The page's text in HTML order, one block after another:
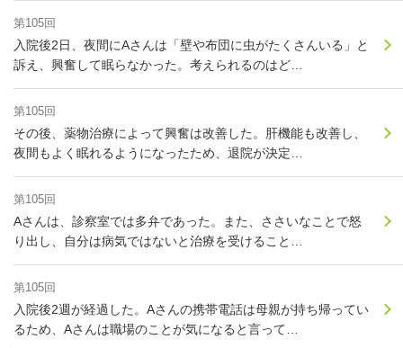
第105回
入院後2日、夜間にAさんは「壁や布団に虫がたくさんいる」と
訴え、興奮して眠らなかった。考えられるのはど…
第105回
その後、薬物治療によって興奮は改善した。肝機能も改善し、
夜間もよく眠れるようになったため、退院が決定…
第105回
Aさんは、診察室では多弁であった。また、ささいなことで怒
り出し、自分は病気ではないと治療を受けること…
第105回
入院後2週が経過した。Aさんの携帯電話は母親が持ち帰ってい
るため、Aさんは職場のことが気になると言って…